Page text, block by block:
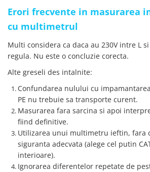
Erori frecvente in masurarea
cu multimetrul
Multi considera ca daca au 230V intre L
regula. Nu este o concluzie corecta.
Alte greseli des intalnite:
Confundarea nulului cu
PE nu trebuie sa transporte curent.
Masurarea fara sarcina si apoi
fiind definitive.
Utilizarea unui multimetru ieftin, fara
siguranta adecvata (alege cel putin
interioare).
Ignorarea diferentelor repetate de